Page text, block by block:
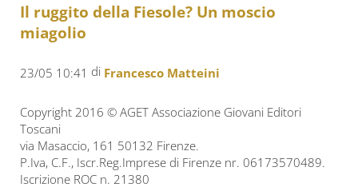
Il ruggito della Fiesole? Un moscio
miagolio
23/05 10:41 di Francesco Matteini
Copyright 2016 © AGET Associazione Giovani Editori
Toscani
via Masaccio, 161 50132 Firenze.
P.Iva, C.F., Iscr.Reg.Imprese di Firenze nr. 06173570489.
Iscrizione ROC n. 21380